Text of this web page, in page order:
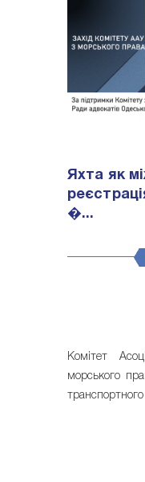
Яхта як
�...
Комітет
морського
транспортного